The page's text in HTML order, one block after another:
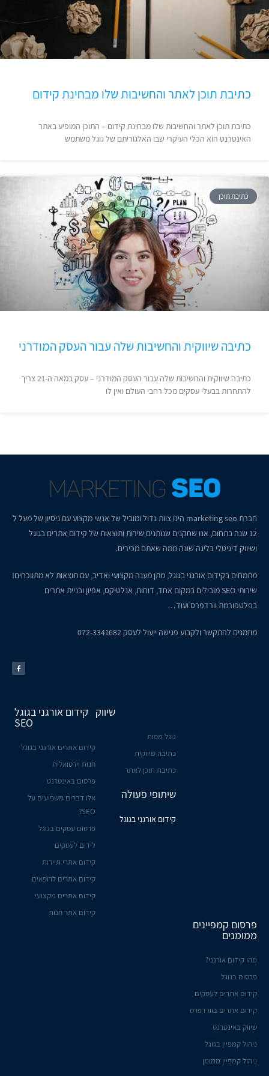
כתיבת תוכן לאתר והחשיבות שלו מבחינת קידום
כתיבת תוכן לאתר והחשיבות שלו מבחינת קידום – התוכן המופיע באתר
האינטרנט הוא הכלי העיקרי שבו האלגוריתם של גוגל משתמש
כתיבת תוכן
כתיבה שיווקית והחשיבות שלה עבור העסק המודרני
כתיבה שיווקית והחשיבות שלה עבור העסק המודרני – עסק במאה ה-21 צריך
להתחרות בבעלי עסקים מכל רחבי העולם ואין לו
חברת marketing seo הינו צוות גדול ומוביל של אנשי מקצוע עם ניסיון של מעל ל
12 שנה בתחום, אנו שחקנים שנותנים שירות ותוצאות של קידום אתרים בגוגל
ושיווק דיגיטלי בליגה שונה ממה שאתם מכירים.
מתמחים בקידום אורגני בגוגל, מתן מענה מקצועי ואדיב, עם תוצאות לא מתווכחים!
שירותי SEO מובילים במקום אחד, דוחות, אנלטיקס, אפיון ובניית אתרים
בפלטפורמת וורדפרס ועוד…
מוזמנים להתקשר ולקבוע פגישה ייעול לעסק072-3341682
שיווק
גוגל מפות
כתיבה שיווקית
כתיבת תוכן לאתר
שיתופי פעולה
קידום אורגני בגוגל
קידום אורגני בגוגל
SEO
קידום אתרים אורגני בגוגל
חנות וירטואלית
פרסום באינטרנט
אלו דברים משפיעים על
SEO?
פרסום עסקים בגוגל
לידים לעסקים
קידום אתרי תיירות
קידום אתרים לרופאים
קידום אתרים מקצועי
קידום אתר חנות
פרסום קמפיינים
ממומנים
מהו קידום אורגני?
פרסום בגוגל
קידום אתרים לעסקים
קידום אתרים בוורדפרס
שיווק באינטרנט
ניהול קמפיין בגוגל
ניהול קמפיין ממומן